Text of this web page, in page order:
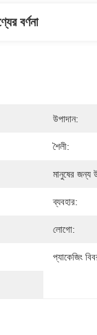
বর্ণনা
উপাদান:
শৈলী:
মানুষের জন্য
ব্যবহার:
লোগো:
প্যাকেজিং